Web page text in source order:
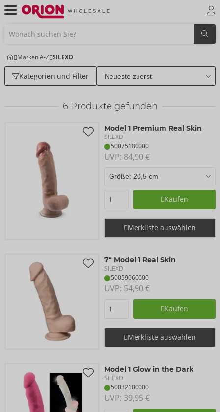
Marken A-Z SILEXD
Kategorien und Filter
6Produkte gefunden
Model 1 Premium Real Skin
SILEXD
50075180000
UVP: 84,90 €
Kaufen
Merkliste auswählen
7“ Model 1 Real Skin
SILEXD
50059060000
UVP: 54,90 €
Kaufen
Merkliste auswählen
Model 1 Glow in the Dark
SILEXD
50032100000
UVP: 39,95 €